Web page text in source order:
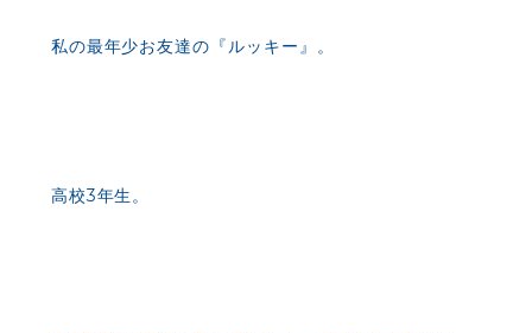
私の最年少お友達の『ルッキー』。
高校3年生。